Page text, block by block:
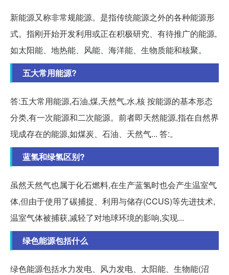
新能源又称非常规能源。是指传统能源之外的各种能源形
式。指刚开始开发利用或正在积极研究、有待推广的能源,
如太阳能、地热能、风能、海洋能、生物质能和核聚。
五大常用能源?
答:五大常用能源,石油,煤,天然气,水,核 按能源的基本形态
分类,有一次能源和二次能源。前者即天然能源,指在自然界
现成存在的能源,如煤炭、石油、天然气... 答:。
蓝氢和绿氢区别?
虽然天然气也属于化石燃料,在生产蓝氢时也会产生温室气
体,但由于使用了碳捕捉、利用与储存(CCUS)等先进技术,
温室气体被捕获,减轻了对地球环境的影响,实现...
绿色能源包括什么
绿色能源包括水力发电、风力发电、太阳能、生物能(沼